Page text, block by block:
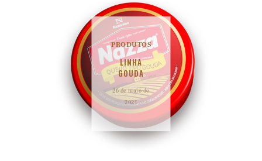
PRODUTOS
LINHA
GOUDA
26 de maio de
2021